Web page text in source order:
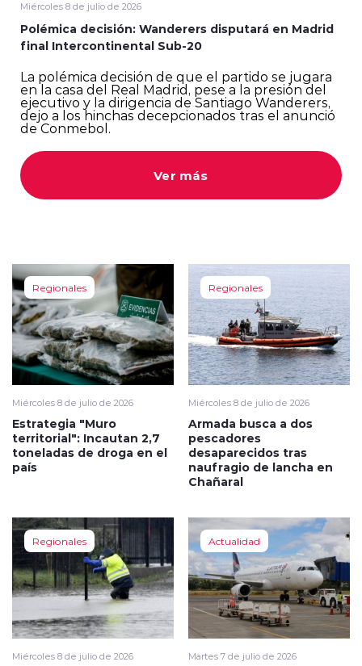
Miércoles 8 de julio de 2026
Polémica decisión: Wanderers disputará en Madrid
final Intercontinental Sub-20
La polémica decisión de que el partido se jugara
en la casa del Real Madrid, pese a la presión del
ejecutivo y la dirigencia de Santiago Wanderers,
dejo a los hinchas decepcionados tras el anunció
de Conmebol.
Ver más
Regionales
Miércoles 8 de julio de 2026
Estrategia "Muro
territorial": Incautan 2,7
toneladas de droga en el
país
Regionales
Miércoles 8 de julio de 2026
Armada busca a dos
pescadores
desaparecidos tras
naufragio de lancha en
Chañaral
Regionales
Miércoles 8 de julio de 2026
Actualidad
Martes 7 de julio de 2026